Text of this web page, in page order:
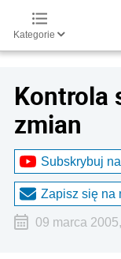
Kategorie
Kontrola
zmian
Subskrybuj
Zapisz się na
09 marca